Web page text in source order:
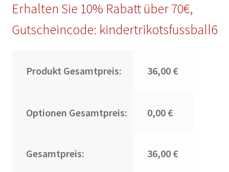
Erhalten Sie 10% Rabatt über 70€,
Gutscheincode: kindertrikotsfussball6
Produkt Gesamtpreis: 36,00 €
Optionen Gesamtpreis: 0,00 €
Gesamtpreis: 36,00 €